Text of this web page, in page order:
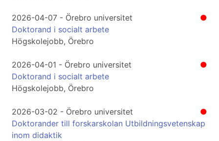
●
2026-04-07 - Örebro universitet
Doktorand i socialt arbete
Högskolejobb, Örebro
●
2026-04-01 - Örebro universitet
Doktorand i socialt arbete
Högskolejobb, Örebro
●
2026-03-02 - Örebro universitet
Doktorander till forskarskolan Utbildningsvetenskap
inom didaktik